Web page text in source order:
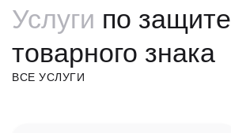
Услуги по защите
товарного знака
ВСЕ УСЛУГИ